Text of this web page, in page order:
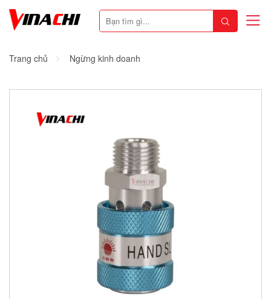
Trang chủ Ngừng kinh doanh